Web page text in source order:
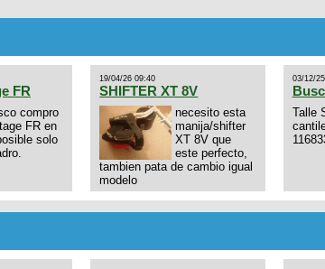
FR
compro
FR en
solo
19/04/26 09:40
SHIFTER XT 8V
necesito esta
manija/shifter
XT 8V que
este perfecto,
tambien pata de cambio igual
modelo
03/12/
Talle